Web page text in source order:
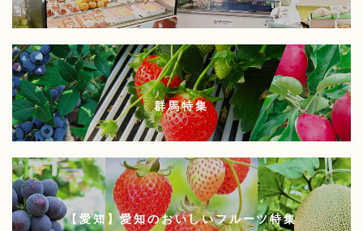
群馬特集
【愛知】愛知のおいしいフルーツ特集